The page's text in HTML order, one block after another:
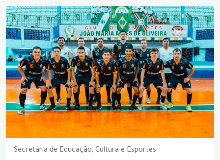
Secretaria de Educação, Cultura e Esportes